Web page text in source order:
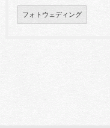
フォトウェディング